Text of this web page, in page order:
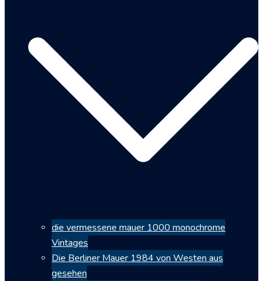
die vermessene mauer 1000 monochrome
Vintages
Die Berliner Mauer 1984 von Westen aus
gesehen